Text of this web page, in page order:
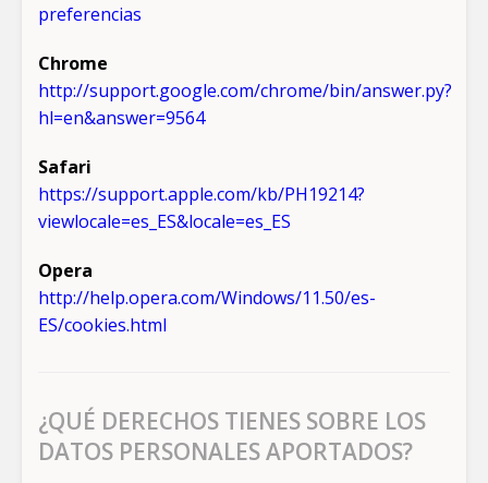
preferencias
Chrome
http://support.google.com/chrome/bin/answer.py?
hl=en&answer=9564
Safari
https://support.apple.com/kb/PH19214?
viewlocale=es_ES&locale=es_ES
Opera
http://help.opera.com/Windows/11.50/es-
ES/cookies.html
¿QUÉ DERECHOS TIENES SOBRE LOS
DATOS PERSONALES APORTADOS?